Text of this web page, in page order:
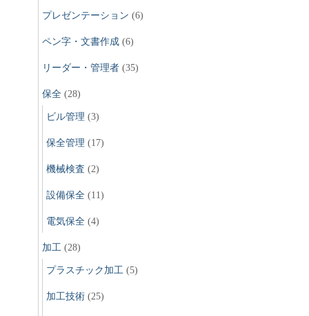
プレゼンテーション (6)
ペン字・文書作成 (6)
リーダー・管理者 (35)
保全 (28)
ビル管理 (3)
保全管理 (17)
機械検査 (2)
設備保全 (11)
電気保全 (4)
加工 (28)
プラスチック加工 (5)
加工技術 (25)